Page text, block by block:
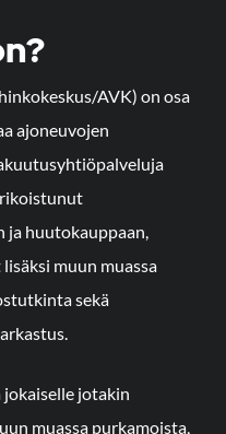
AVK) on osa
ajoneuvojen
huutokauppaan,
muun muassa
sekä
jotakin
muassa purkamoista,